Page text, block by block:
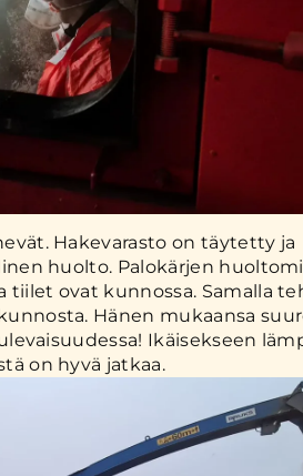
Hakevarasto on täytetty ja
huolto. Palokärjen
tiilet ovat kunnossa. Samalla
Hänen mukaansa
Ikäisekseen
on hyvä jatkaa.